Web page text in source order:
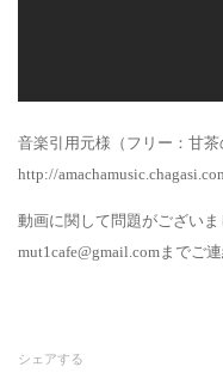
音楽引用元様（フリー：甘茶
http://
動画に関して問題がございま
mut1cafe@gmail.comまでご連
シェアする